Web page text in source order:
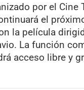
por el Cine
el
la película
La función
acceso libre y